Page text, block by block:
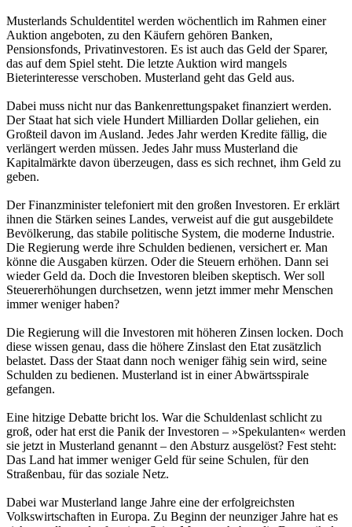
Musterlands Schuldentitel werden wöchentlich im Rahmen einer
Auktion angeboten, zu den Käufern gehören Banken,
Pensionsfonds, Privatinvestoren. Es ist auch das Geld der Sparer,
das auf dem Spiel steht. Die letzte Auktion wird mangels
Bieterinteresse verschoben. Musterland geht das Geld aus.
Dabei muss nicht nur das Bankenrettungspaket finanziert werden.
Der Staat hat sich viele Hundert Milliarden Dollar geliehen, ein
Großteil davon im Ausland. Jedes Jahr werden Kredite fällig, die
verlängert werden müssen. Jedes Jahr muss Musterland die
Kapitalmärkte davon überzeugen, dass es sich rechnet, ihm Geld zu
geben.
Der Finanzminister telefoniert mit den großen Investoren. Er erklärt
ihnen die Stärken seines Landes, verweist auf die gut ausgebildete
Bevölkerung, das stabile politische System, die moderne Industrie.
Die Regierung werde ihre Schulden bedienen, versichert er. Man
könne die Ausgaben kürzen. Oder die Steuern erhöhen. Dann sei
wieder Geld da. Doch die Investoren bleiben skeptisch. Wer soll
Steuererhöhungen durchsetzen, wenn jetzt immer mehr Menschen
immer weniger haben?
Die Regierung will die Investoren mit höheren Zinsen locken. Doch
diese wissen genau, dass die höhere Zinslast den Etat zusätzlich
belastet. Dass der Staat dann noch weniger fähig sein wird, seine
Schulden zu bedienen. Musterland ist in einer Abwärtsspirale
gefangen.
Eine hitzige Debatte bricht los. War die Schuldenlast schlicht zu
groß, oder hat erst die Panik der Investoren – »Spekulanten« werden
sie jetzt in Musterland genannt – den Absturz ausgelöst? Fest steht:
Das Land hat immer weniger Geld für seine Schulen, für den
Straßenbau, für das soziale Netz.
Dabei war Musterland lange Jahre eine der erfolgreichsten
Volkswirtschaften in Europa. Zu Beginn der neunziger Jahre hat es